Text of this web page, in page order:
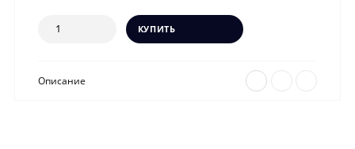
КУПИТЬ
Описание